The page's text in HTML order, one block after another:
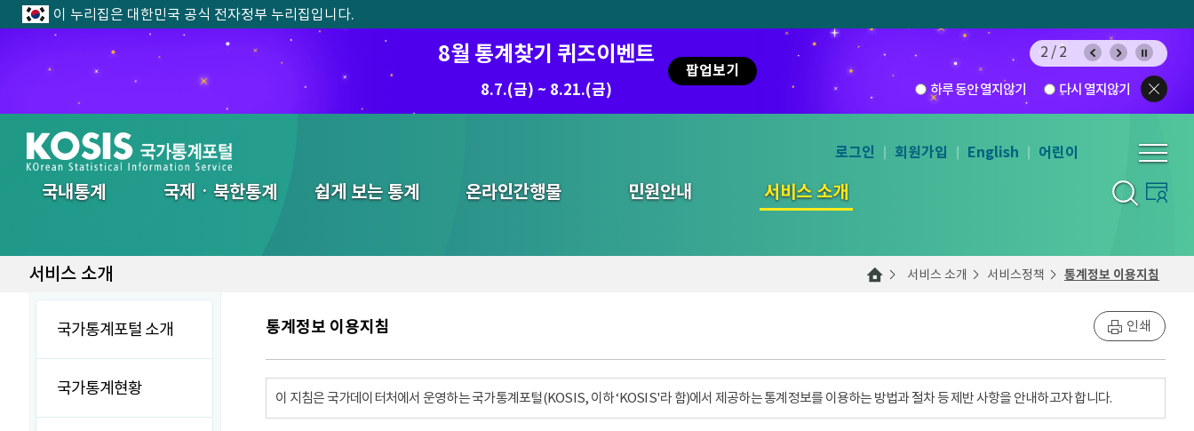
이 누리집은 대한민국 공식 전자정부 누리집입니다.
2026.7.29 ~ 8.7
8월 통계찾기 퀴즈이벤트
8.7.(금) ~ 8.21.(금)
팝업보기
2/2
하루 동안 열지않기 다시 열지않기
국내통계 국제ㆍ북한통계 쉽게 보는 통계 온라인간행물 민원안내 서비스 소개
통합검색
로그인 회원가입 English 어린이
서비스 소개 서비스 소개 서비스정책 통계정보 이용지침
국가통계포털 소개
국가통계현황
통계정보 이용지침 인쇄
이 지침은 국가데이터처에서 운영하는 국가통계포털(KOSIS, 이하 ‘KOSIS'라 함)에서 제공하는 통계정보를 이용하는 방법과 절차 등 제반 사항을 안내하고자 합니다.